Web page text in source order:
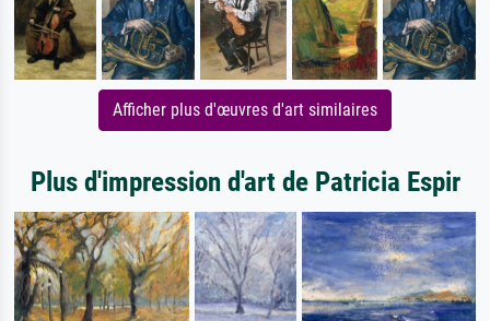
Afficher plus d'œuvres d'art similaires
Plus d'impression d'art de Patricia Espir